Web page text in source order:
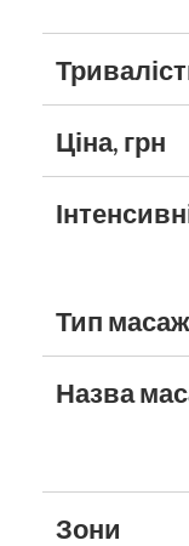
Ціна, грн
Тип
Назва
Зони